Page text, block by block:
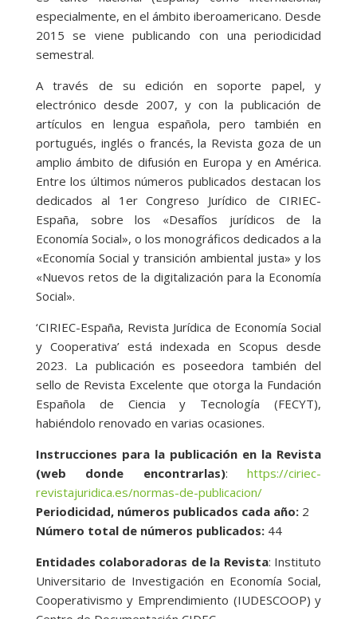
especialmente, en el ámbito iberoamericano. Desde
2015 se viene publicando con una periodicidad
semestral.
A través de su edición en soporte papel, y
electrónico desde 2007, y con la publicación de
artículos en lengua española, pero también en
portugués, inglés o francés, la Revista goza de un
amplio ámbito de difusión en Europa y en América.
Entre los últimos números publicados destacan los
dedicados al 1er Congreso Jurídico de CIRIEC-
España, sobre los «Desafíos jurídicos de la
Economía Social», o los monográficos dedicados a la
«Economía Social y transición ambiental justa» y los
«Nuevos retos de la digitalización para la Economía
Social».
‘CIRIEC-España, Revista Jurídica de Economía Social
y Cooperativa’ está indexada en Scopus desde
2023. La publicación es poseedora también del
sello de Revista Excelente que otorga la Fundación
Española de Ciencia y Tecnología (FECYT),
habiéndolo renovado en varias ocasiones.
Instrucciones para la publicación en la Revista
(web donde encontrarlas):https://ciriec-
revistajuridica.es/normas-de-publicacion/
Periodicidad, números publicados cada año:2
Número total de números publicados:44
Entidades colaboradoras de la Revista: Instituto
Universitario de Investigación en Economía Social,
Cooperativismo y Emprendimiento (IUDESCOOP) y